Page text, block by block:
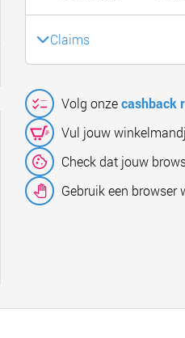
Claims
Volg onzecashback
Vul jouw
Check dat jouw
Gebruik een browser